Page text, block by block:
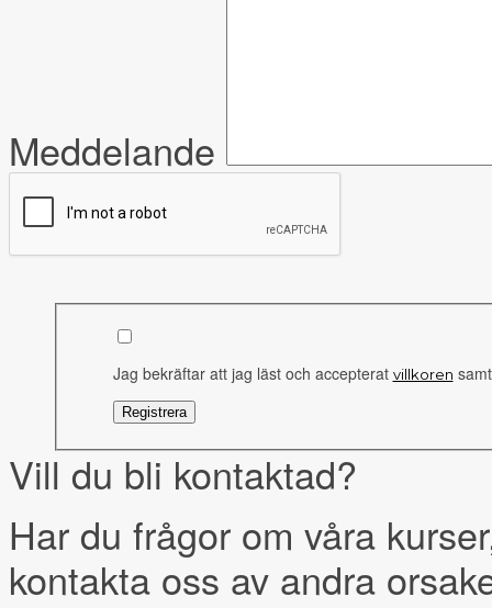
Meddelande
Jag bekräftar att jag läst och accepterat villkoren
Vill du bli kontaktad?
Har du frågor om våra
kontakta oss av andra